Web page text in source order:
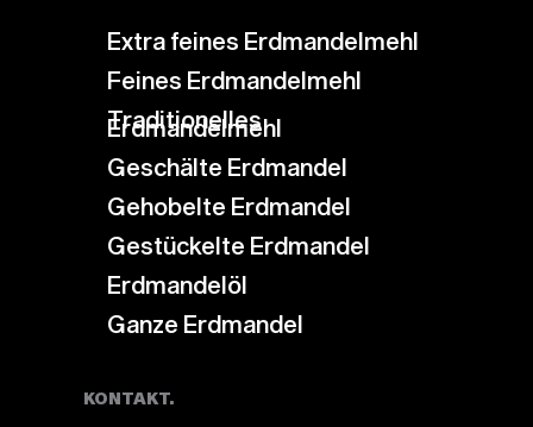
Extra feines Erdmandelmehl
Feines Erdmandelmehl
Traditionelles
Erdmandelmehl
Geschälte Erdmandel
Gehobelte Erdmandel
Gestückelte Erdmandel
Erdmandelöl
Ganze Erdmandel
KONTAKT.